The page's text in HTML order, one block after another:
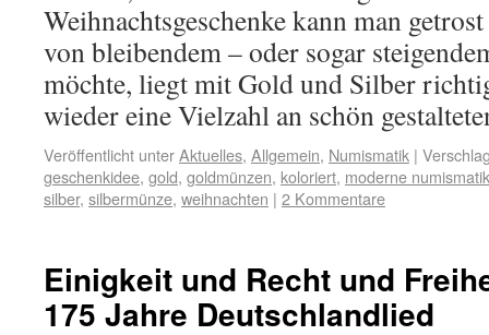
Weihnachtsgeschenke kann man
von bleibendem – oder sogar
möchte, liegt mit Gold und Silber
wieder eine Vielzahl an schön
Veröffentlicht unterAktuelles, Allgemein, Numismatik |
geschenkidee, gold, goldmünzen, koloriert, moderne numismatik
silber, silbermünze, weihnachten | 2 Kommentare
Einigkeit und Recht und
175 Jahre Deutschlandlied